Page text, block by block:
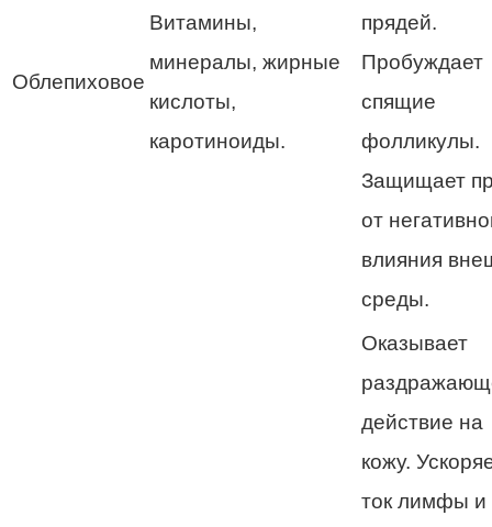
Облепиховое
Витамины,
минералы, жирные
кислоты,
каротиноиды.
прядей.
Пробуждает
спящие
фолликулы.
Защищает
от
влияния
среды.
Оказывает
действие на
кожу.
ток лимфы и